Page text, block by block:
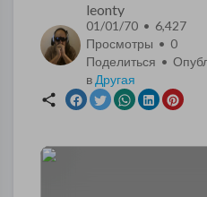
leonty
01/01/70 • 6,427
Просмотры • 0
Поделиться •
в Другая